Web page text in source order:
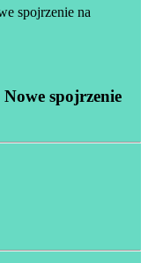
spojrzenie na
spojrzenie